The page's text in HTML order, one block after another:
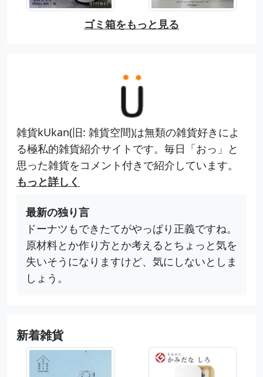
ゴミ箱をもっと見る
雑貨kUkan(旧: 雑貨空間)は無類の雑貨好きによ
る極私的雑貨紹介サイトです。毎日「おっ」と
思った雑貨をコメント付きで紹介しています。
もっと詳しく
最新の独り言
ドーナツもできたてがやっぱり正義ですね。
原材料とか作り方とか考えるとちょっと気を
失いそうになりますけど、気にしないとしま
しょう。
新着雑貨